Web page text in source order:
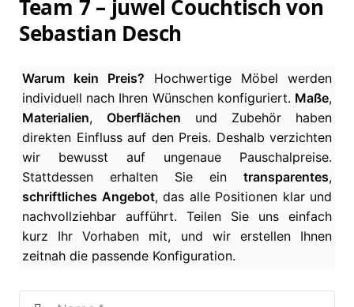
Team 7 – juwel Couchtisch von
Sebastian Desch
Warum kein Preis? Hochwertige Möbel werden
individuell nach Ihren Wünschen konfiguriert. Maße,
Materialien, Oberflächen und Zubehör haben
direkten Einfluss auf den Preis. Deshalb verzichten
wir bewusst auf ungenaue Pauschalpreise.
Stattdessen erhalten Sie ein transparentes,
schriftliches Angebot, das alle Positionen klar und
nachvollziehbar aufführt. Teilen Sie uns einfach
kurz Ihr Vorhaben mit, und wir erstellen Ihnen
zeitnah die passende Konfiguration.